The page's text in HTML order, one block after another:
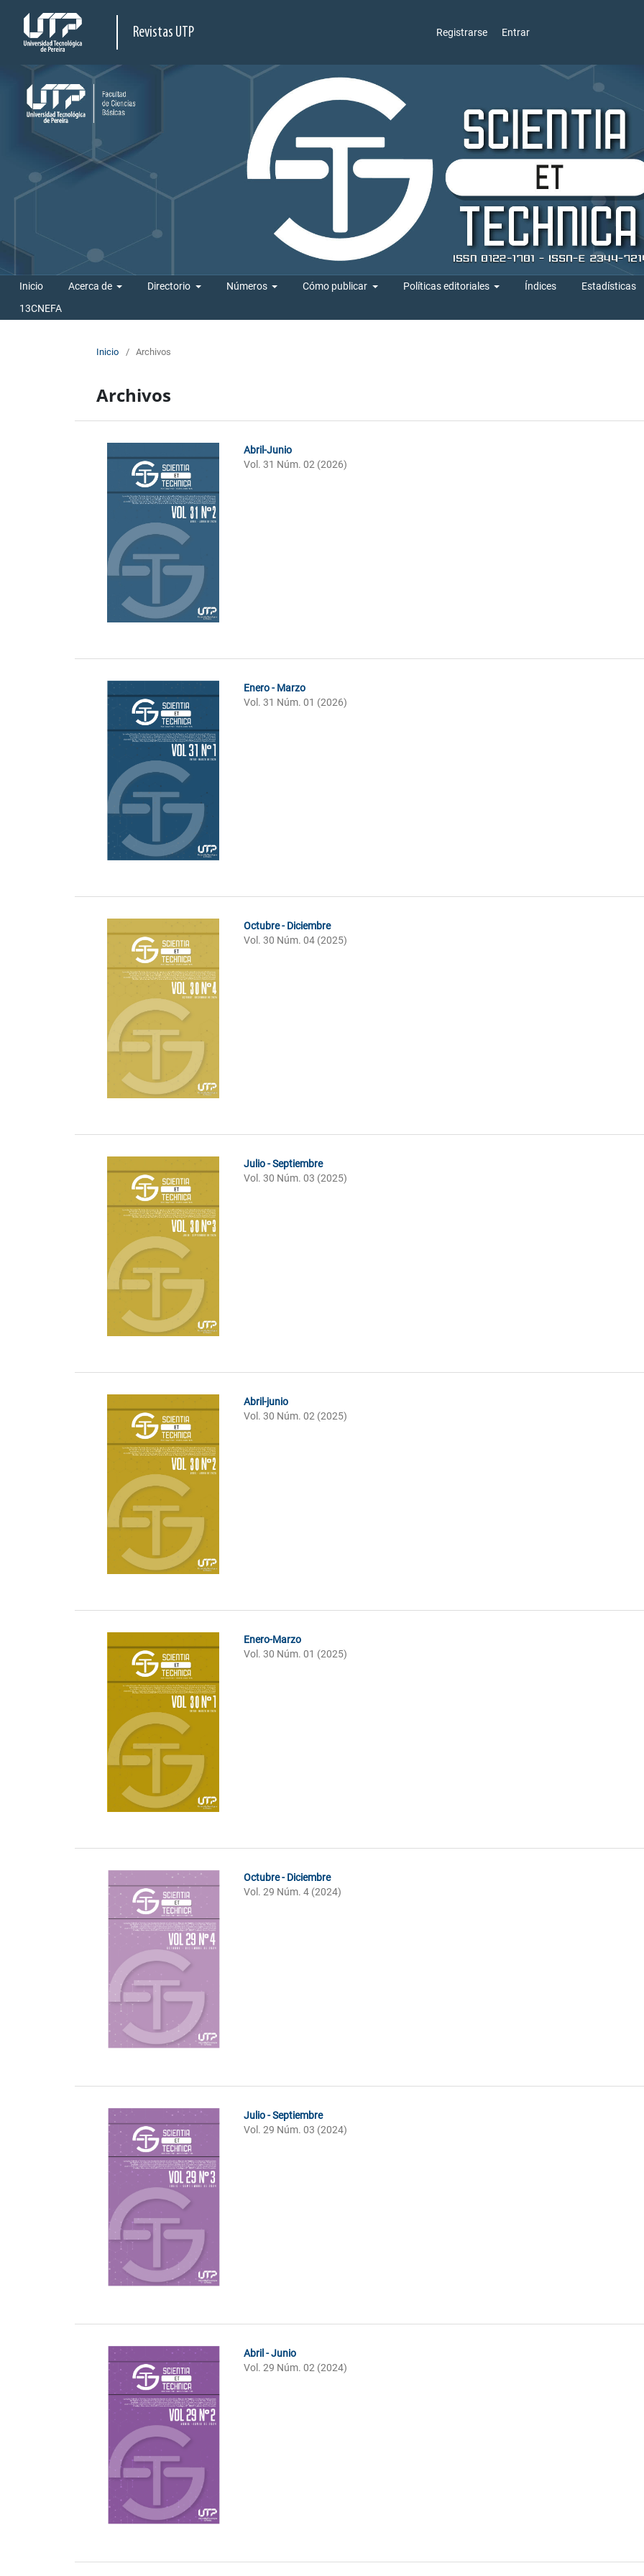
Revistas UTP Registrarse Entrar
Inicio Acerca de Directorio Números Cómo publicar Políticas editoriales Índices Estadísticas
13CNEFA
Inicio / Archivos
Archivos
Abril-Junio
Vol. 31 Núm. 02 (2026)
Enero - Marzo
Vol. 31 Núm. 01 (2026)
Octubre - Diciembre
Vol. 30 Núm. 04 (2025)
Julio - Septiembre
Vol. 30 Núm. 03 (2025)
Abril-junio
Vol. 30 Núm. 02 (2025)
Enero-Marzo
Vol. 30 Núm. 01 (2025)
Octubre - Diciembre
Vol. 29 Núm. 4 (2024)
Julio - Septiembre
Vol. 29 Núm. 03 (2024)
Abril - Junio
Vol. 29 Núm. 02 (2024)